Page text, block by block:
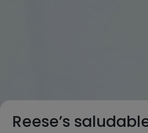
Reese’s